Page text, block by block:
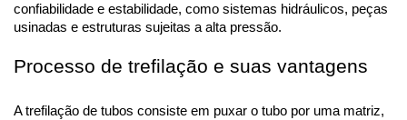
confiabilidade e estabilidade, como sistemas hidráulicos, peças
usinadas e estruturas sujeitas a alta pressão.
Processo de trefilação e suas vantagens
A trefilação de tubos consiste em puxar o tubo por uma matriz,